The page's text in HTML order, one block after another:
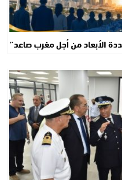
الأبعاد من أجل مغرب صاعد”